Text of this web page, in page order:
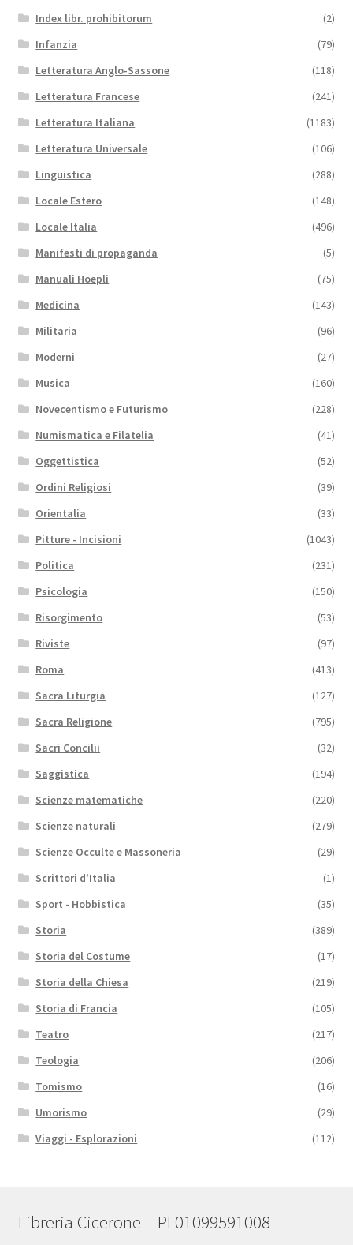
Index libr. prohibitorum
(2)
Infanzia
(79)
Letteratura Anglo-Sassone
(118)
Letteratura Francese
(241)
Letteratura Italiana
(1183)
Letteratura Universale
(106)
Linguistica
(288)
Locale Estero
(148)
Locale Italia
(496)
Manifesti di propaganda
(5)
Manuali Hoepli
(75)
Medicina
(143)
Militaria
(96)
Moderni
(27)
Musica
(160)
Novecentismo e Futurismo
(228)
Numismatica e Filatelia
(41)
Oggettistica
(52)
Ordini Religiosi
(39)
Orientalia
(33)
Pitture - Incisioni
(1043)
Politica
(231)
Psicologia
(150)
Risorgimento
(53)
Riviste
(97)
Roma
(413)
Sacra Liturgia
(127)
Sacra Religione
(795)
Sacri Concilii
(32)
Saggistica
(194)
Scienze matematiche
(220)
Scienze naturali
(279)
Scienze Occulte e Massoneria
(29)
Scrittori d'Italia
(1)
Sport - Hobbistica
(35)
Storia
(389)
Storia del Costume
(17)
Storia della Chiesa
(219)
Storia di Francia
(105)
Teatro
(217)
Teologia
(206)
Tomismo
(16)
Umorismo
(29)
Viaggi - Esplorazioni
(112)
Libreria Cicerone – PI 01099591008